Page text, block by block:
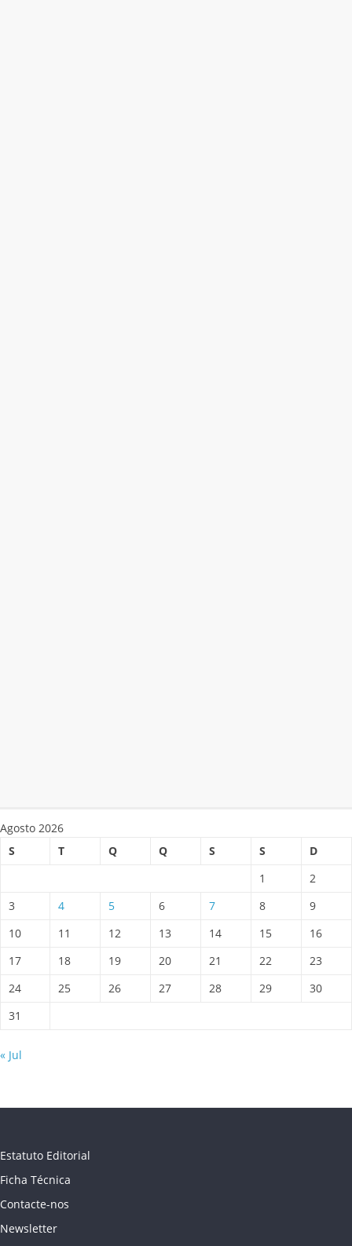
Agosto 2026
S
T Q Q S S
D
1
2
3
4 5 6 7 8
9
10
11 12 13 14 15
16
17
18 19 20 21 22
23
24
25 26 27 28 29
30
31
« Jul
Estatuto Editorial
Ficha Técnica
Contacte-nos
Newsletter